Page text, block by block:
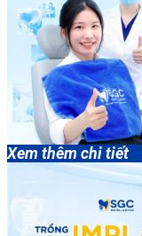
Xem thêm chi tiết